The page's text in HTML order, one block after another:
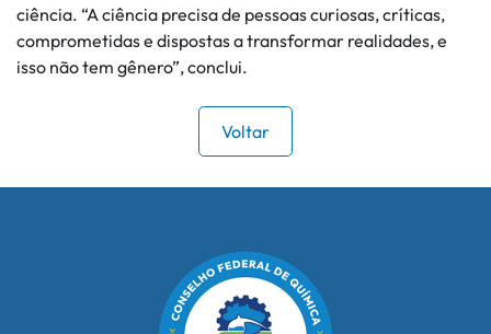
ciência. “A ciência precisa de pessoas curiosas, críticas,
comprometidas e dispostas a transformar realidades, e
isso não tem gênero”, conclui.
Voltar